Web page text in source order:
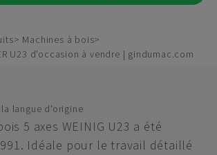
Machines à bois
U23 d'occasion à vendre | gindumac.com
langue d'origine
5 axes WEINIG U23 a été
Idéale pour le travail détaillé